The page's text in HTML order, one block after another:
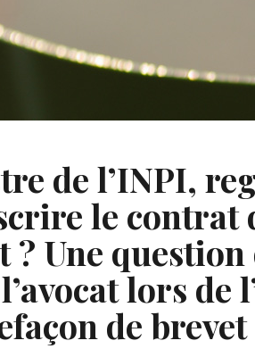
de l’INPI,
le contrat
? Une
lors de
de brevet